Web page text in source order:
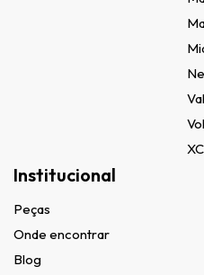
Institucional
Peças
Onde encontrar
Blog